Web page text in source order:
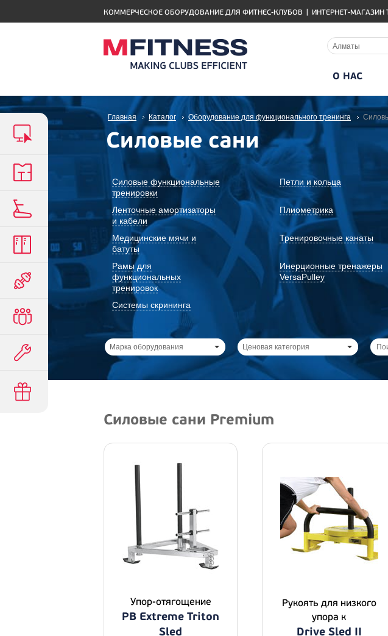
КОММЕРЧЕСКОЕ ОБОРУДОВАНИЕ ДЛЯ ФИТНЕС-КЛУБОВ ИНТЕРНЕТ-
Алматы
О НАС
Главная Каталог Оборудование для функционального тренинга
Силовые сани
Силовые функциональные
тренировки
Петли и кольца
Ленточные амортизаторы
и кабели
Плиометрика
Медицинские мячи и
батуты
Тренировочные канаты
Рамы для
функциональных
тренировок
Инерционные тренажеры
VersaPulley
Системы скрининга
Марка оборудования Ценовая категория
Силовые сани Premium
Упор-отягощение
PB Extreme Triton
Sled
Рукоять для низкого
упора к
Drive Sled II